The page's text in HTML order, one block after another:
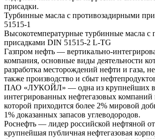
присадки.
Турбинные масла с противозадирными
51515-1
Высокотемпературные турбинные масла с
присадками DIN 51515-2 L-TG
Газпром нефть — вертикально-
компания, основные виды деятельности
разработка месторождений нефти и газа,
также производство и сбыт
ПАО «ЛУКОЙЛ» — одна из крупнейших
интегрированных нефтегазовых
которой приходится более 2% мировой
1% доказанных запасов углеводородов.
Роснефть — лидер российской нефтяной
крупнейшая публичная нефтегазовая